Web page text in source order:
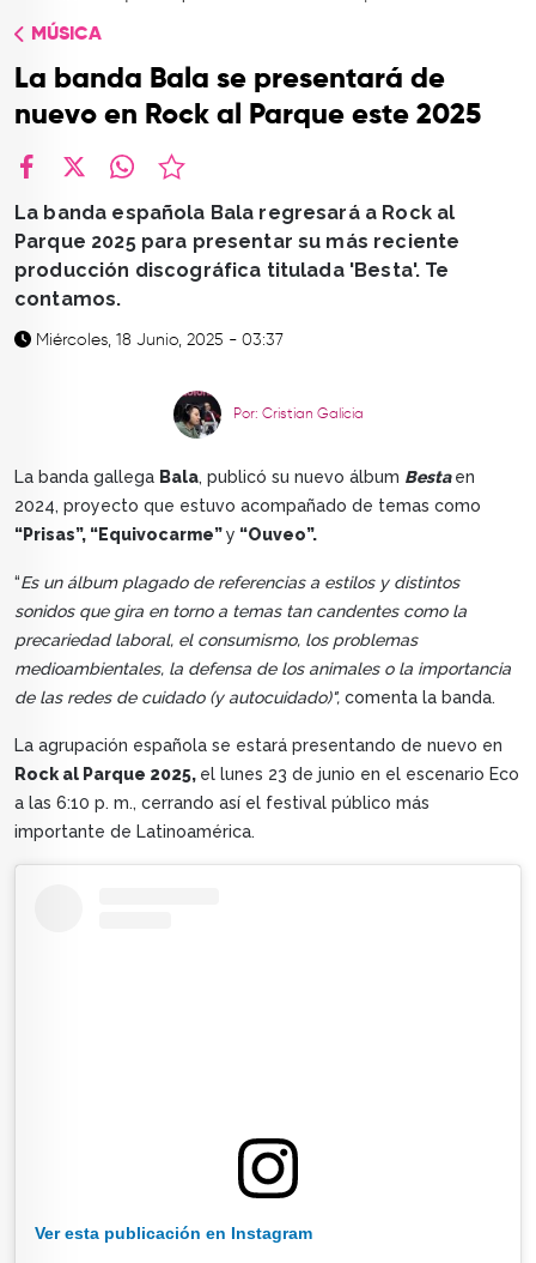
CONTACTO
MÚSICA
La banda Bala se presentará de
nuevo en Rock al Parque este 2025
La banda española Bala regresará a Rock al
Parque 2025 para presentar su más reciente
producción discográfica titulada 'Besta'. Te
contamos.
Miércoles, 18 Junio, 2025 - 03:37
Por: Cristian Galicia
La banda gallega Bala, publicó su nuevo álbum Bestaen
2024, proyecto que estuvo acompañado de temas como
“Prisas”, “Equivocarme”y “Ouveo”.
“Es un álbum plagado de referencias a estilos y distintos
sonidos que gira en torno a temas tan candentes como la
precariedad laboral, el consumismo, los problemas
medioambientales, la defensa de los animales o la importancia
de las redes de cuidado (y autocuidado)", comenta la banda.
La agrupación española se estará presentando de nuevo en
Rock al Parque 2025, el lunes 23 de junio en el escenario Eco
a las 6:10 p. m., cerrando así el festival público más
importante de Latinoamérica.
Ver esta publicación en Instagram